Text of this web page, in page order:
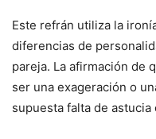
Este refrán utiliza la
diferencias de
pareja. La afirmación de
ser una exageración o
supuesta falta de